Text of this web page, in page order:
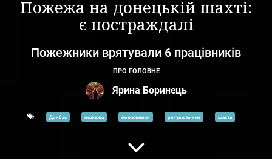
Пожежа на донецькій шахті:
є постраждалі
Пожежники врятували 6 працівників
ПРО ГОЛОВНЕ
Ярина Боринець
Донбас пожежа пожежники рятувальники шахта